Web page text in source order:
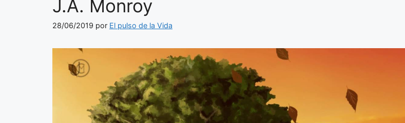
J.A. Monroy
28/06/2019 por El pulso de la Vida